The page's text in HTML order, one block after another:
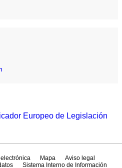
Europeo de Legislación
Mapa
Aviso legal
Sistema Interno de Información